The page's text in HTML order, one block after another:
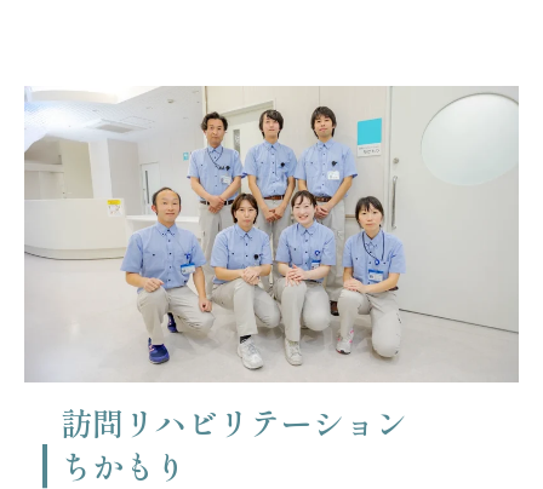
訪問リハビリテーション
ちかもり